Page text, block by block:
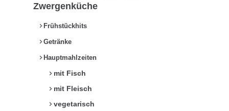
Zwergenküche
Frühstückhits
Getränke
Hauptmahlzeiten
mit Fisch
mit Fleisch
vegetarisch